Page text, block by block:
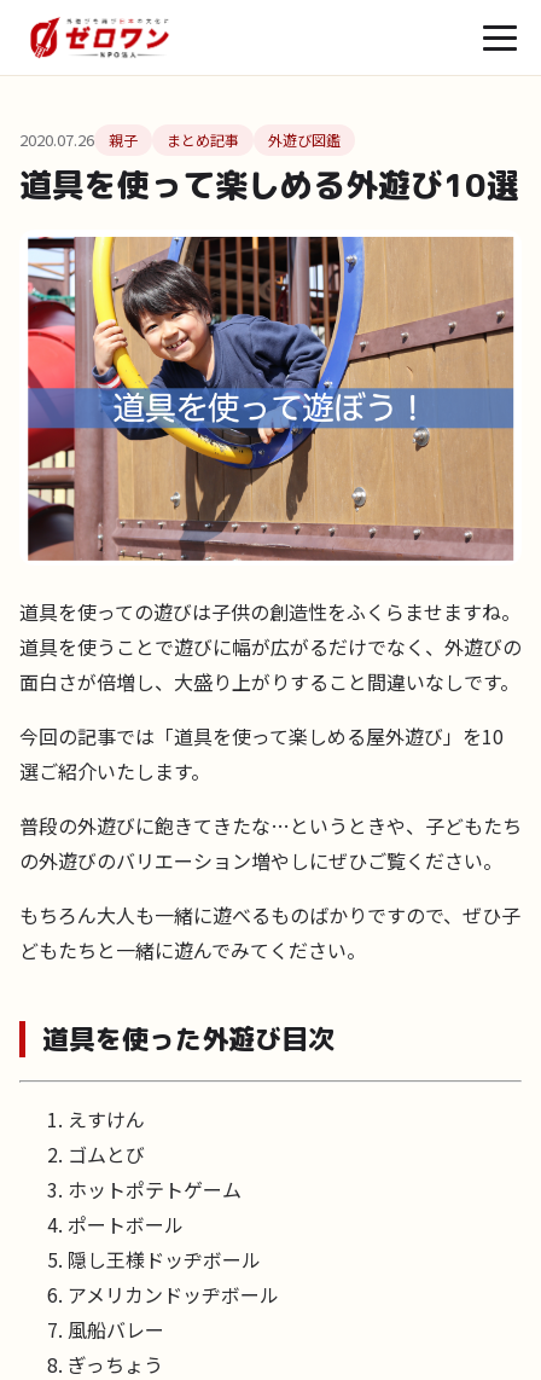
2020.07.26 親子 まとめ記事 外遊び図鑑
道具を使って楽しめる外遊び10選
道具を使っての遊びは子供の創造性をふくらませますね。
道具を使うことで遊びに幅が広がるだけでなく、外遊びの
面白さが倍増し、大盛り上がりすること間違いなしです。
今回の記事では「道具を使って楽しめる屋外遊び」を10
選ご紹介いたします。
普段の外遊びに飽きてきたな…というときや、子どもたち
の外遊びのバリエーション増やしにぜひご覧ください。
もちろん大人も一緒に遊べるものばかりですので、ぜひ子
どもたちと一緒に遊んでみてください。
道具を使った外遊び目次
えすけん
ゴムとび
ホットポテトゲーム
ポートボール
隠し王様ドッヂボール
アメリカンドッヂボール
風船バレー
ぎっちょう